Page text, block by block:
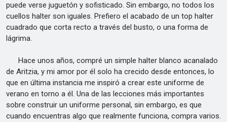
puede verse juguetón y sofisticado. Sin embargo, no todos los
cuellos halter son iguales. Prefiero el acabado de un top halter
cuadrado que corta recto a través del busto, o una forma de
lágrima.
Hace unos años, compré un simple halter blanco acanalado
de Aritzia, y mi amor por él solo ha crecido desde entonces, lo
que en última instancia me inspiró a crear este uniforme de
verano en torno a él. Una de las lecciones más importantes
sobre construir un uniforme personal, sin embargo, es que
cuando encuentras algo que realmente funciona, compra varios.